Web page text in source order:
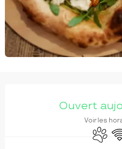
Ouvert
Voir les